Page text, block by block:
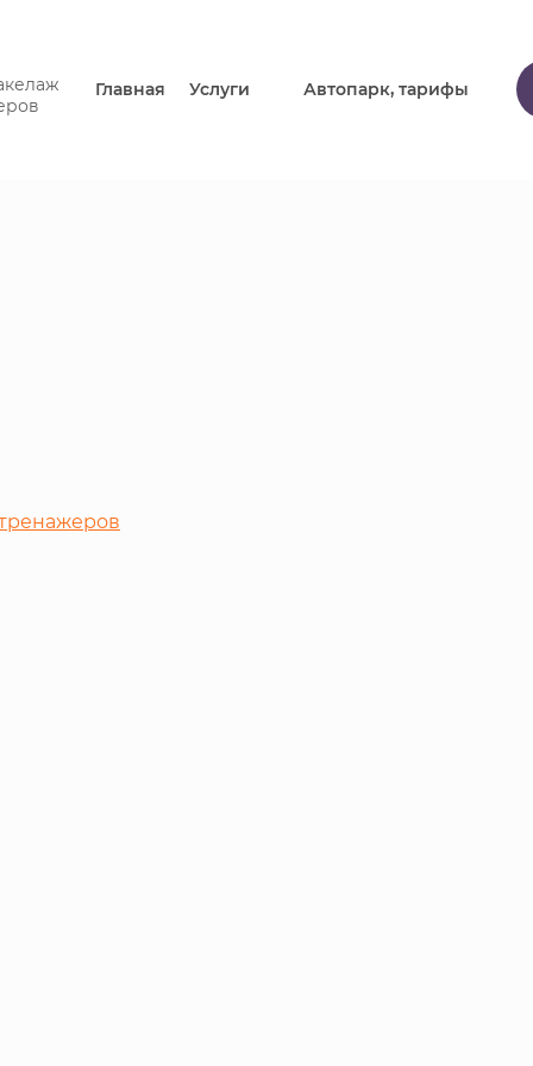
Главная Услуги Автопарк, тарифы